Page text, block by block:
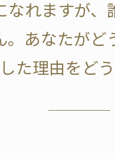
なれますが
。あなたが
た理由をど